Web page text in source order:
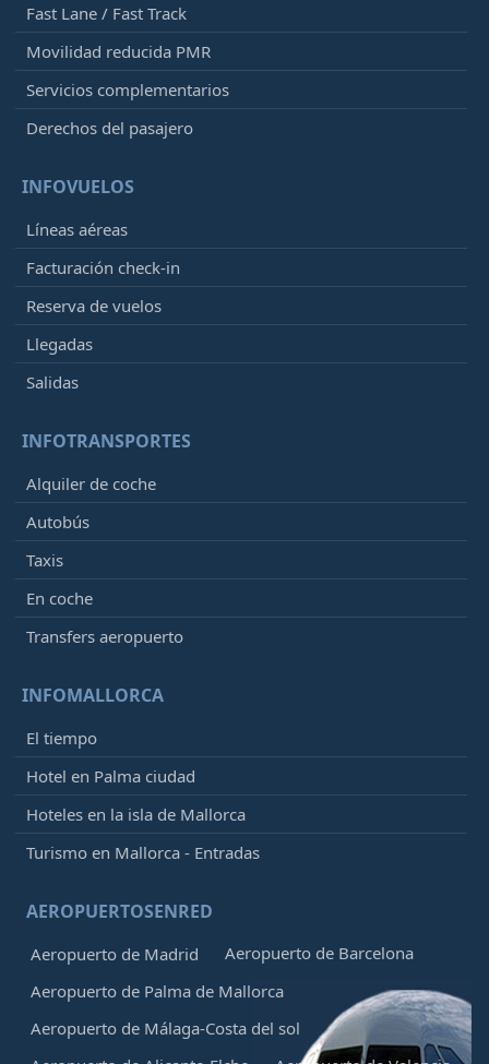
Fast Lane / Fast Track
Movilidad reducida PMR
Servicios complementarios
Derechos del pasajero
INFOVUELOS
Líneas aéreas
Facturación check-in
Reserva de vuelos
Llegadas
Salidas
INFOTRANSPORTES
Alquiler de coche
Autobús
Taxis
En coche
Transfers aeropuerto
INFOMALLORCA
El tiempo
Hotel en Palma ciudad
Hoteles en la isla de Mallorca
Turismo en Mallorca - Entradas
AEROPUERTOSENRED
Aeropuerto de Madrid
Aeropuerto de Barcelona
Aeropuerto de Palma de Mallorca
Aeropuerto de Málaga-Costa del sol